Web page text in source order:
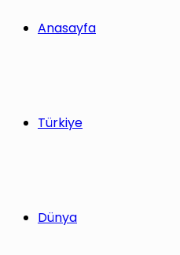
Anasayfa
Türkiye
Dünya